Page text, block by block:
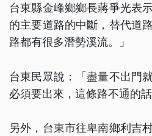
台東縣金峰鄉鄉長蔣爭光表
的主要道路的中斷，替代道
路都有很多潛勢溪流。」
台東民眾說：「盡量不出門
必須要出來，這條路不通的
另外，台東市往卑南鄉利吉